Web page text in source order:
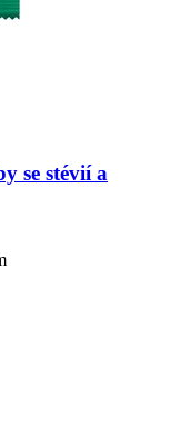
se stévií a